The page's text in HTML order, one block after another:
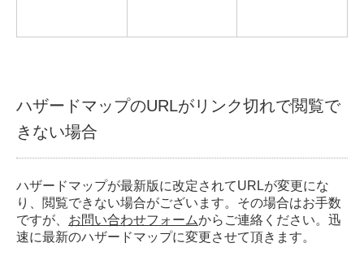
ハザードマップのURLがリンク切れで閲覧で
きない場合
ハザードマップが最新版に改定されてURLが変更にな
り、閲覧できない場合がございます。その場合はお手数
ですが、 お問い合わせフォームからご連絡ください。迅
速に最新のハザードマップに変更させて頂きます。